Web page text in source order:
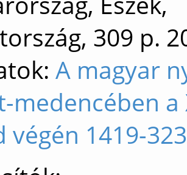
309 p.
A magyar
medencében a
végén 1419-